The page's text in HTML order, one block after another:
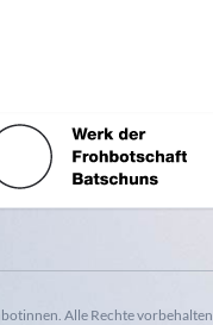
Alle Rechte vorbehalten.